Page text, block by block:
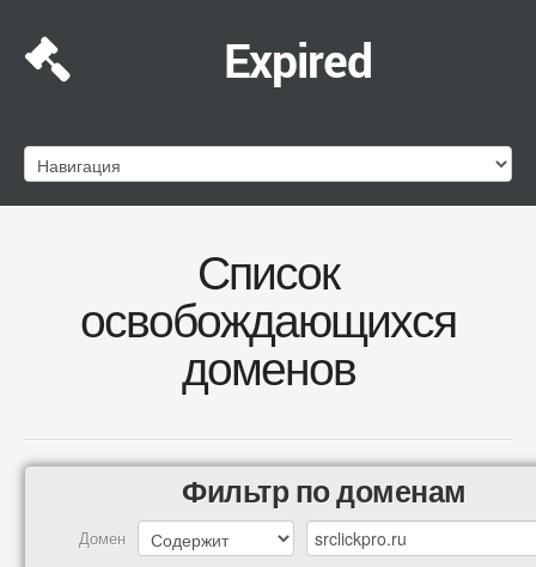
Expired
Список
освобождающихся
доменов
Фильтр по доменам
Домен